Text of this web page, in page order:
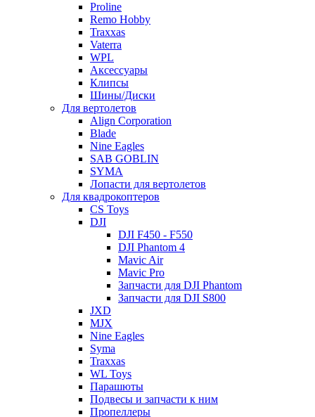
Proline
Remo Hobby
Traxxas
Vaterra
WPL
Аксессуары
Клипсы
Шины/Диски
Для вертолетов
Align Corporation
Blade
Nine Eagles
SAB GOBLIN
SYMA
Лопасти для вертолетов
Для квадрокоптеров
CS Toys
DJI
DJI F450 - F550
DJI Phantom 4
Mavic Air
Mavic Pro
Запчасти для DJI Phantom
Запчасти для DJI S800
JXD
MJX
Nine Eagles
Syma
Traxxas
WL Toys
Парашюты
Подвесы и запчасти к ним
Пропеллеры